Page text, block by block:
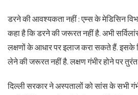
डरने की आवश्यकता नहीं : एम्स के मेडिसिन
कहा है कि डरने की जरूरत नहीं है. अभी
लक्षणों के आधार पर इलाज करा सकते हैं. इसके
लेने की जरूरत नहीं है. लक्षण गंभीर होने पर तुरंत
दिल्ली सरकार ने अस्पतालों को सांस के सभी